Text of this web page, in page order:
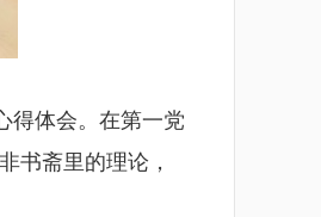
得体会。在第一党
书斋里的理论，